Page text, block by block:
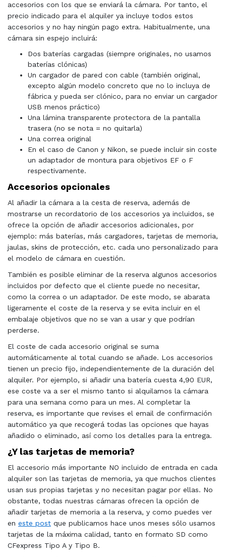
accesorios con los que se enviará la cámara. Por tanto, el
precio indicado para el alquiler ya incluye todos estos
accesorios y no hay ningún pago extra. Habitualmente, una
cámara sin espejo incluirá:
Dos baterías cargadas (siempre originales, no usamos
baterías clónicas)
Un cargador de pared con cable (también original,
excepto algún modelo concreto que no lo incluya de
fábrica y pueda ser clónico, para no enviar un cargador
USB menos práctico)
Una lámina transparente protectora de la pantalla
trasera (no se nota = no quitarla)
Una correa original
En el caso de Canon y Nikon, se puede incluir sin coste
un adaptador de montura para objetivos EF o F
respectivamente.
Accesorios opcionales
Al añadir la cámara a la cesta de reserva, además de
mostrarse un recordatorio de los accesorios ya incluidos, se
ofrece la opción de añadir accesorios adicionales, por
ejemplo: más baterías, más cargadores, tarjetas de memoria,
jaulas, skins de protección, etc. cada uno personalizado para
el modelo de cámara en cuestión.
También es posible eliminar de la reserva algunos accesorios
incluidos por defecto que el cliente puede no necesitar,
como la correa o un adaptador. De este modo, se abarata
ligeramente el coste de la reserva y se evita incluir en el
embalaje objetivos que no se van a usar y que podrían
perderse.
El coste de cada accesorio original se suma
automáticamente al total cuando se añade. Los accesorios
tienen un precio fijo, independientemente de la duración del
alquiler. Por ejemplo, si añadir una batería cuesta 4,90 EUR,
ese coste va a ser el mismo tanto si alquilamos la cámara
para una semana como para un mes. Al completar la
reserva, es importante que revises el email de confirmación
automático ya que recogerá todas las opciones que hayas
añadido o eliminado, así como los detalles para la entrega.
¿Y las tarjetas de memoria?
El accesorio más importante NO incluido de entrada en cada
alquiler son las tarjetas de memoria, ya que muchos clientes
usan sus propias tarjetas y no necesitan pagar por ellas. No
obstante, todas nuestras cámaras ofrecen la opción de
añadir tarjetas de memoria a la reserva, y como puedes ver
en este post que publicamos hace unos meses sólo usamos
tarjetas de la máxima calidad, tanto en formato SD como
CFexpress Tipo A y Tipo B.